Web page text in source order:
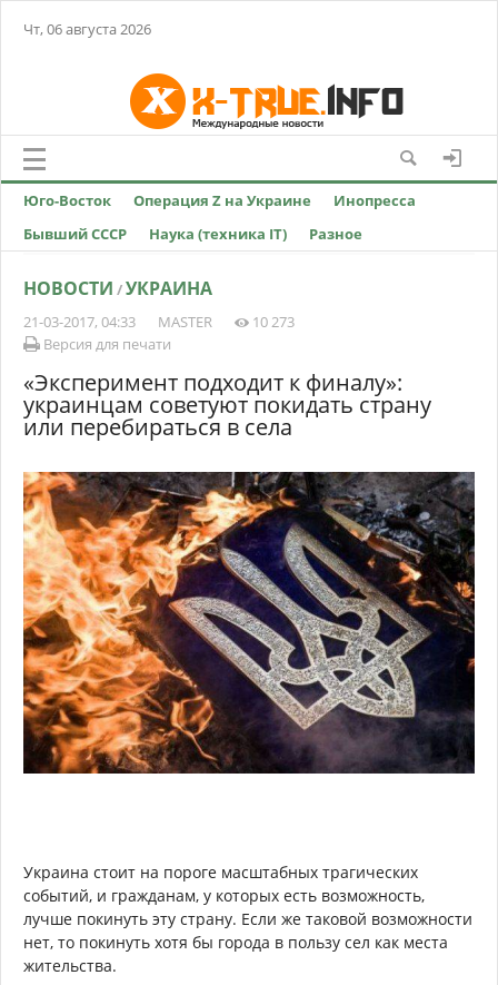
Чт, 06 августа 2026
Юго-Восток Операция Z на Украине
Инопресса
Бывший СССР
Наука (техника IT) Разное
НОВОСТИ /УКРАИНА
21-03-2017, 04:33 MASTER
10 273
Версия для печати
«Эксперимент подходит к финалу»:
украинцам советуют покидать страну
или перебираться в села
Украина стоит на пороге масштабных трагических
событий, и гражданам, у которых есть возможность,
лучше покинуть эту страну. Если же таковой возможности
нет, то покинуть хотя бы города в пользу сел как места
жительства.